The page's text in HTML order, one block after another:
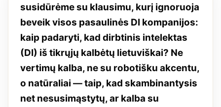
susidūrėme su klausimu, kurį ignoruoja
beveik visos pasaulinės DI kompanijos:
kaip padaryti, kad dirbtinis intelektas
(DI) iš tikrųjų kalbėtų lietuviškai? Ne
vertimų kalba, ne su robotišku akcentu,
o natūraliai — taip, kad skambinantysis
net nesusimąstytų, ar kalba su